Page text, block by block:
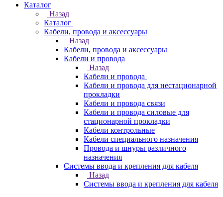
Каталог
Назад
Каталог
Кабели, провода и аксессуары
Назад
Кабели, провода и аксессуары
Кабели и провода
Назад
Кабели и провода
Кабели и провода для нестационарной
прокладки
Кабели и провода связи
Кабели и провода силовые для
стационарной прокладки
Кабели контрольные
Кабели специального назначения
Провода и шнуры различного
назначения
Системы ввода и крепления для кабеля
Назад
Системы ввода и крепления для кабеля